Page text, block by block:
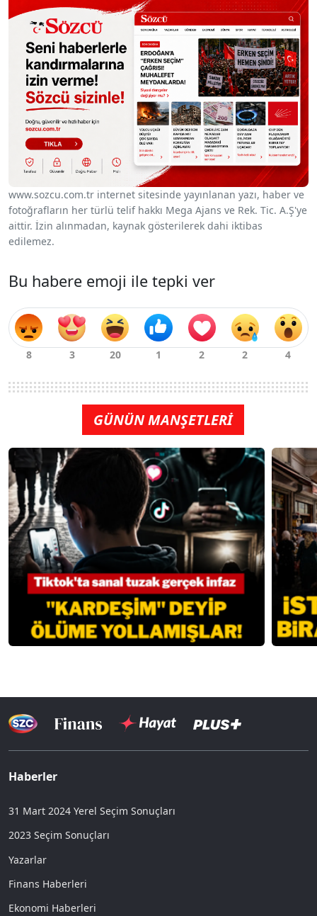
www.sozcu.com.tr internet sitesinde yayınlanan yazı, haber ve
fotoğrafların her türlü telif hakkı Mega Ajans ve Rek. Tic. A.Ş'ye
aittir. İzin alınmadan, kaynak gösterilerek dahi iktibas
edilemez.
Bu habere emoji ile tepki ver
GÜNÜN MANŞETLERİ
Haberler
31 Mart 2024 Yerel Seçim Sonuçları
2023 Seçim Sonuçları
Yazarlar
Finans Haberleri
Ekonomi Haberleri